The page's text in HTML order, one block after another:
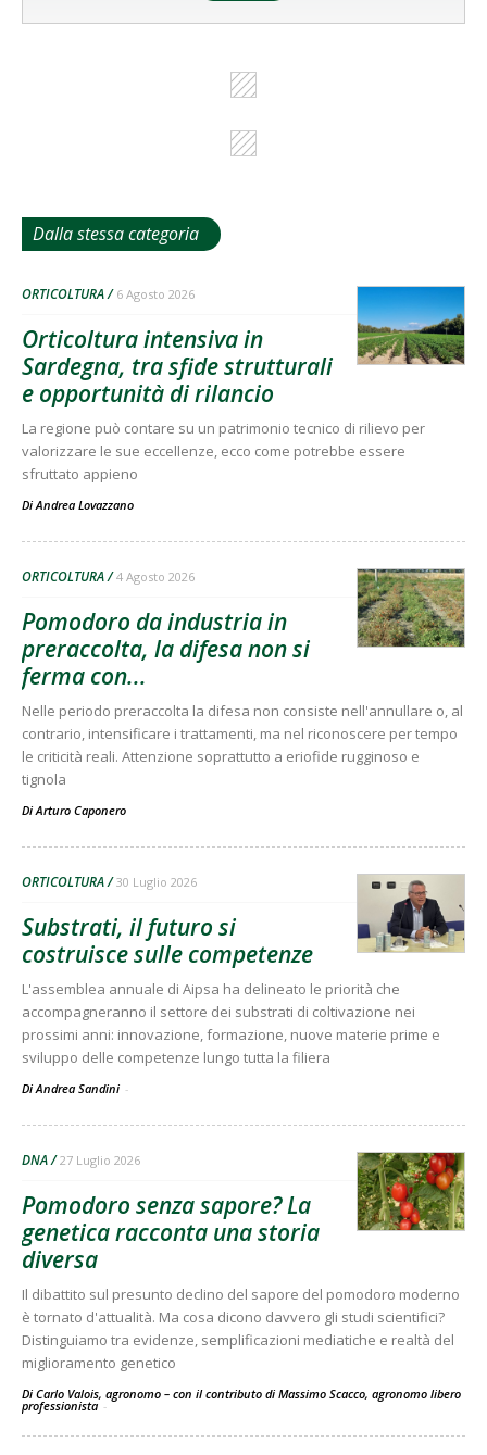
Dalla stessa categoria
ORTICOLTURA 6 Agosto 2026
Orticoltura intensiva in
Sardegna, tra sfide strutturali
e opportunità di rilancio
La regione può contare su un patrimonio tecnico di rilievo per
valorizzare le sue eccellenze, ecco come potrebbe essere
sfruttato appieno
Di Andrea Lovazzano
ORTICOLTURA 4 Agosto 2026
Pomodoro da industria in
preraccolta, la difesa non si
ferma con...
Nelle periodo preraccolta la difesa non consiste nell'annullare o, al
contrario, intensificare i trattamenti, ma nel riconoscere per tempo
le criticità reali. Attenzione soprattutto a eriofide rugginoso e
tignola
Di Arturo Caponero
ORTICOLTURA 30 Luglio 2026
Substrati, il futuro si
costruisce sulle competenze
L'assemblea annuale di Aipsa ha delineato le priorità che
accompagneranno il settore dei substrati di coltivazione nei
prossimi anni: innovazione, formazione, nuove materie prime e
sviluppo delle competenze lungo tutta la filiera
Di Andrea Sandini -
DNA 27 Luglio 2026
Pomodoro senza sapore? La
genetica racconta una storia
diversa
Il dibattito sul presunto declino del sapore del pomodoro moderno
è tornato d'attualità. Ma cosa dicono davvero gli studi scientifici?
Distinguiamo tra evidenze, semplificazioni mediatiche e realtà del
miglioramento genetico
Di Carlo Valois, agronomo – con il contributo di Massimo Scacco, agronomo libero
professionista -